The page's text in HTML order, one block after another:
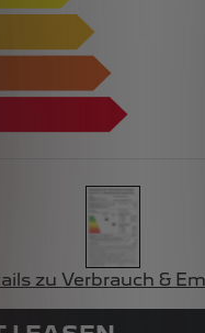
zu Verbrauch &